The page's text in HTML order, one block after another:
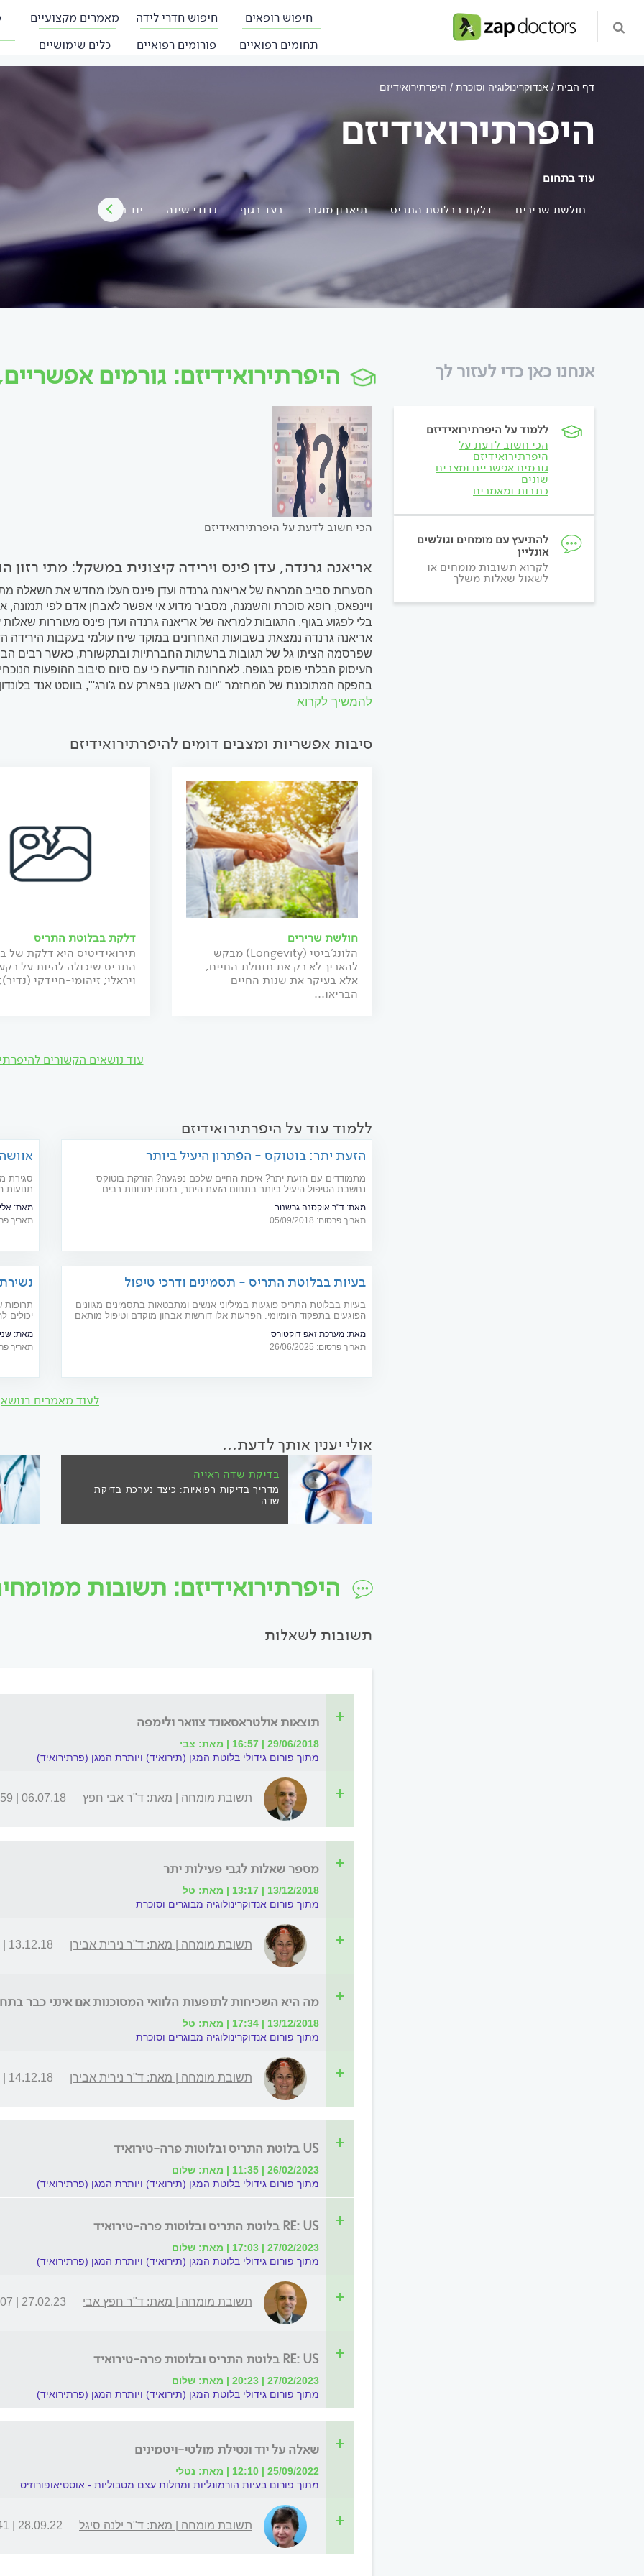
חיפוש רופאים חיפוש חדרי לידה מאמרים מקצועיים
תחומים רפואיים
פורומים רפואיים כלים שימושיים
דף הבית אנדוקרינולוגיה וסוכרת היפרתירואידיזם
היפרתירואידיזם
עוד בתחום
חולשת שרירים דלקת בבלוטת התריס תיאבון מוגבר רעד בגוף נדודי שינה יוד רדיואקטיבי
אנחנו כאן כדי לעזור לך
ללמוד על היפרתירואידיזם
הכי חשוב לדעת על
היפרתירואידיזם
גורמים אפשריים ומצבים
שונים
כתבות ומאמרים
להתיעץ עם מומחים וגולשים
אונליין
לקרוא תשובות מומחים או
לשאול שאלות משלך
היפרתירואידיזם: גורמים
הכי חשוב לדעת על היפרתירואידיזם
אריאנה גרנדה, עדן פינס וירידה קיצונית במשקל: מתי רזון
הסערות סביב המראה של אריאנה גרנדה ועדן פינס העלו מחדש את השאלה
ויינפאס, רופא סוכרת והשמנה, מסביר מדוע אי אפשר לאבחן אדם לפי תמונה,
אריאנה גרנדה נמצאת בשבועות האחרונים במוקד שיח עולמי בעקבות הירידה
שפרסמה הציתו גל של תגובות ברשתות החברתיות ובתקשורת, כאשר רבים
העיסוק הבלתי פוסק בגופה. לאחרונה הודיעה כי עם סיום סיבוב ההופעות
בהפקה המתוכננת של המחזמר "יום ראשון בפארק עם ג'ורג'", בווסט אנד
לאחר תקופה ממושכת של ביקורת ציבורית בלתי פוסקת. גרנדה עצמה סיפרה
להמשיך לקרוא
סיבות אפשריות ומצבים דומים להיפרתירואידיזם
חולשת שרירים
הלונג'ביטי (Longevity) מבקש
להאריך לא רק את תוחלת החיים,
אלא בעיקר את שנות החיים
הבריאו...
דלקת בבלוטת התריס
תירואידיטיס היא דלקת של
התריס שיכולה להיות על
ויראלי; זיהומי-חיידקי
עוד נושאים הקשורים
ללמוד עוד על היפרתירואידיזם
הזעת יתר: בוטוקס - הפתרון היעיל ביותר
מתמודדים עם הזעת יתר? איכות החיים שלכם נפגעה? הזרקת בוטוקס
נחשבת הטיפול היעיל ביותר בתחום הזעת היתר, בזכות יתרונות רבים.
הצורך
מאת: ד"ר אוקסנה גרשנוב
תאריך פרסום: 05/09/2018
סגירת
תנועות
זרימה
מאת:
תאריך פרסום:
בעיות בבלוטת התריס - תסמינים ודרכי טיפול
בעיות בבלוטת התריס פוגעות במיליוני אנשים ומתבטאות בתסמינים מגוונים
הפוגעים בתפקוד היומיומי. הפרעות אלו דורשות אבחון מוקדם וטיפול מותאם
מאת: מערכת זאפ דוקטורס
תאריך פרסום: 26/06/2025
תרופות
יכולים
מאת:
תאריך פרסום:
לעוד מאמרים בנושא
אולי יענין אותך לדעת...
בדיקת שדה ראייה
מדריך בדיקות רפואיות: כיצד נערכת בדיקת
שדה...
היפרתירואידיזם: תשובות ממומחים
תשובות לשאלות
תוצאות אולטראסאונד צוואר ולימפה
29/06/2018 | 16:57 | מאת: צבי
מתוך פורום גידולי בלוטת המגן (תירואיד) ויותרת המגן (פרתירואיד)
תשובת מומחה | מאת: ד"ר אבי חפץ 06.07.18 | 14:59
מספר שאלות לגבי פעילות יתר
13/12/2018 | 13:17 | מאת: טל
מתוך פורום אנדוקרינולוגיה מבוגרים וסוכרת
תשובת מומחה | מאת: ד"ר נירית אבירן 13.12.18 | 16:02
מה היא השכיחות לתופעות הלוואי המסוכנות אם אינני כבר
13/12/2018 | 17:34 | מאת: טל
מתוך פורום אנדוקרינולוגיה מבוגרים וסוכרת
תשובת מומחה | מאת: ד"ר נירית אבירן 14.12.18 | 23:08
US בלוטת התריס ובלוטות פרה-טירואיד
26/02/2023 | 11:35 | מאת: שלום
מתוך פורום גידולי בלוטת המגן (תירואיד) ויותרת המגן (פרתירואיד)
RE: US בלוטת התריס ובלוטות פרה-טירואיד
27/02/2023 | 17:03 | מאת: שלום
מתוך פורום גידולי בלוטת המגן (תירואיד) ויותרת המגן (פרתירואיד)
תשובת מומחה | מאת: ד"ר חפץ אבי 27.02.23 | 20:07
RE: US בלוטת התריס ובלוטות פרה-טירואיד
27/02/2023 | 20:23 | מאת: שלום
מתוך פורום גידולי בלוטת המגן (תירואיד) ויותרת המגן (פרתירואיד)
שאלה על יוד ונטילת מולטי-ויטמינים
25/09/2022 | 12:10 | מאת: נטלי
מתוך פורום בעיות הורמונליות ומחלות עצם מטבוליות - אוסטיאופורוזיס
תשובת מומחה | מאת: ד"ר ילנה סיגל 28.09.22 | 07:41